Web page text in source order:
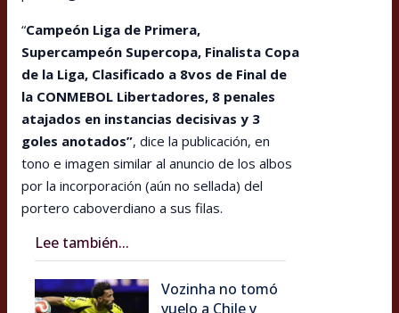
“Campeón Liga de Primera,
Supercampeón Supercopa, Finalista Copa
de la Liga, Clasificado a 8vos de Final de
la CONMEBOL Libertadores, 8 penales
atajados en instancias decisivas y 3
goles anotados”, dice la publicación, en
tono e imagen similar al anuncio de los albos
por la incorporación (aún no sellada) del
portero caboverdiano a sus filas.
Lee también...
Vozinha no tomó
vuelo a Chile y